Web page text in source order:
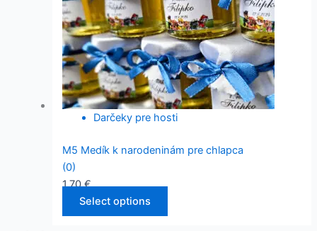
Darčeky pre hosti
M5 Medík k narodeninám pre chlapca
(0)
1,70€
Select options